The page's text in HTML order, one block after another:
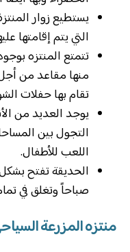
يستطيع زوار
التي يتم إقامتها
تتمتع المنتزه
منها مقاعد من
تقام بها حفلات
يوجد العديد من
التجول بين
اللعب للأطفال.
الحديقة تفتح
صباحاً وتغلق في
منتزه المزرعة